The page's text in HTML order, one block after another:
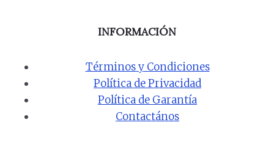
INFORMACIÓN
Términos y Condiciones
Política de Privacidad
Política de Garantía
Contactános